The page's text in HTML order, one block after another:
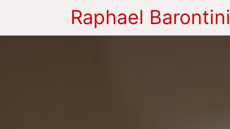
Raphael Barontini